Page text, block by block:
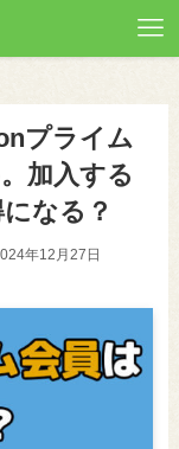
プライム
加入する
なる？
年12月27日